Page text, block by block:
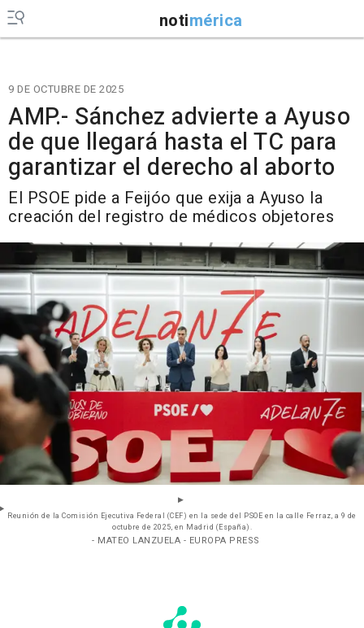
notimérica
9 DE OCTUBRE DE 2025
AMP.- Sánchez advierte a Ayuso
de que llegará hasta el TC para
garantizar el derecho al aborto
El PSOE pide a Feijóo que exija a Ayuso la
creación del registro de médicos objetores
Reunión de la Comisión Ejecutiva Federal (CEF) en la sede del PSOE en la calle Ferraz, a 9 de
octubre de 2025, en Madrid (España).
- MATEO LANZUELA - EUROPA PRESS